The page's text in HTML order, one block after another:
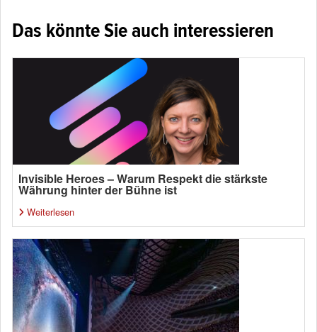
Das könnte Sie auch interessieren
Invisible Heroes – Warum Respekt die stärkste
Währung hinter der Bühne ist
Weiterlesen